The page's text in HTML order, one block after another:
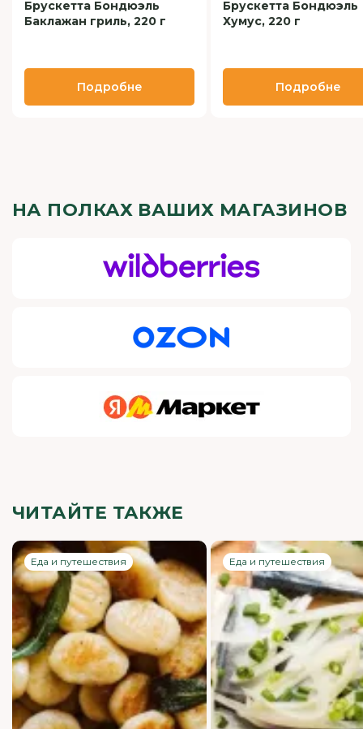
Брускетта Бондюэль
Баклажан гриль, 220 г
Подробне
Брускетта Бондюэль
Хумус, 220 г
Подробне
НА ПОЛКАХ ВАШИХ МАГАЗИНОВ
ЧИТАЙТЕ ТАКЖЕ
Еда и путешествия Еда и путешествия